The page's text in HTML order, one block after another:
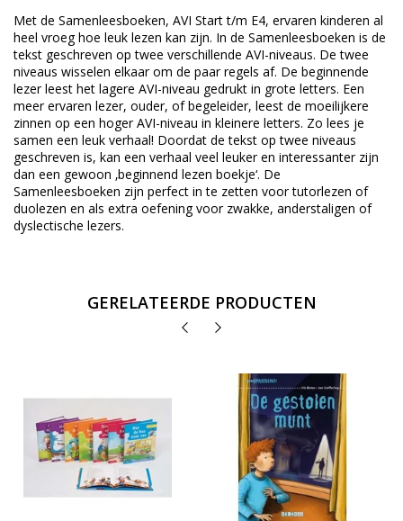
Met de Samenleesboeken, AVI Start t/m E4, ervaren kinderen al
heel vroeg hoe leuk lezen kan zijn. In de Samenleesboeken is de
tekst geschreven op twee verschillende AVI-niveaus. De twee
niveaus wisselen elkaar om de paar regels af. De beginnende
lezer leest het lagere AVI-niveau gedrukt in grote letters. Een
meer ervaren lezer, ouder, of begeleider, leest de moeilijkere
zinnen op een hoger AVI-niveau in kleinere letters. Zo lees je
samen een leuk verhaal! Doordat de tekst op twee niveaus
geschreven is, kan een verhaal veel leuker en interessanter zijn
dan een gewoon ‚beginnend lezen boekje‘. De
Samenleesboeken zijn perfect in te zetten voor tutorlezen of
duolezen en als extra oefening voor zwakke, anderstaligen of
dyslectische lezers.
GERELATEERDE PRODUCTEN